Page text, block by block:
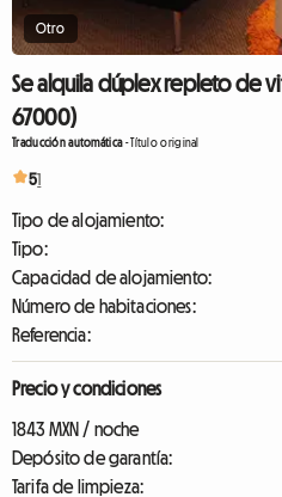
Otro
Se alquila dúplex repleto de
67000)
Traducción automática-Título original
51
Tipo de alojamiento:
Tipo:
Capacidad de alojamiento:
Número de habitaciones:
Referencia:
Precio y condiciones
1843 MXN / noche
Depósito de garantía:
Tarifa de limpieza: